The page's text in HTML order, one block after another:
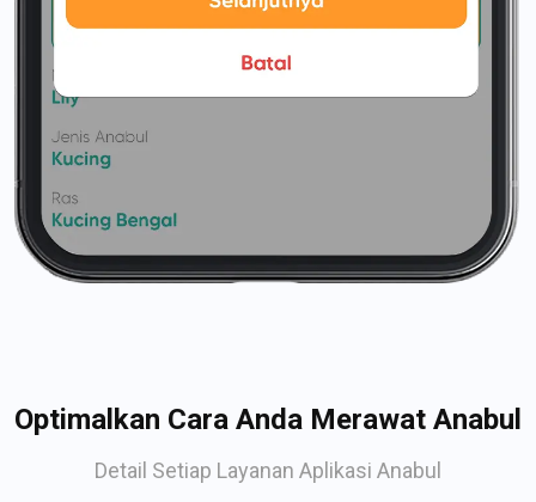
Optimalkan Cara Anda Merawat Anabul
Detail Setiap Layanan Aplikasi Anabul